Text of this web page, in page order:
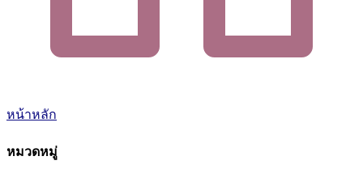
หน้าหลัก
หมวดหมู่